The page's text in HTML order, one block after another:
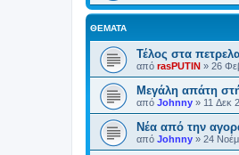
ΘΈΜΑΤΑ
Τέλος στα
από rasPUTIN » 26
Μεγάλη απάτη
από Johnny » 11 Δεκ
Νέα από την
από Johnny » 24